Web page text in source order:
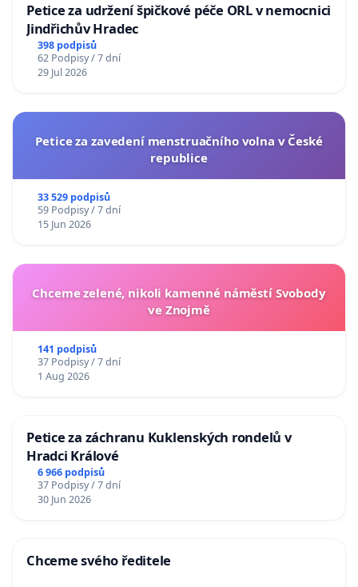
Petice za udržení špičkové péče ORL v nemocnici
Jindřichův Hradec
398 podpisů
62 Podpisy / 7 dní
29 Jul 2026
Petice za zavedení menstruačního volna v České
republice
33 529 podpisů
59 Podpisy / 7 dní
15 Jun 2026
Chceme zelené, nikoli kamenné náměstí Svobody
ve Znojmě
141 podpisů
37 Podpisy / 7 dní
1 Aug 2026
Petice za záchranu Kuklenských rondelů v
Hradci Králové
6 966 podpisů
37 Podpisy / 7 dní
30 Jun 2026
Chceme svého ředitele